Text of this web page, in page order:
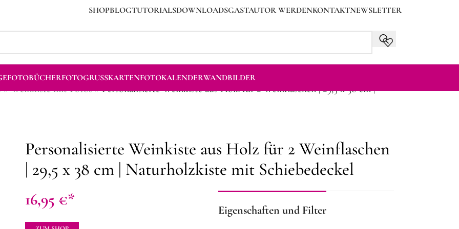
SHOPBLOGTUTORIALSDOWNLOADSGASTAUTOR WERDENKONTAKTNEWSLETTER
FOTOBÜCHERFOTOGRUSSKARTEN FOTOKALENDERWANDBILDER
»Weinkiste mit Fotos»Personalisierte Weinkiste aus Holz für 2 Weinflaschen | 29,5 x 38 cm |
Personalisierte Weinkiste aus Holz für 2 Weinflaschen
| 29,5 x 38 cm | Naturholzkiste mit Schiebedeckel
16,95 €
Eigenschaften und Filter